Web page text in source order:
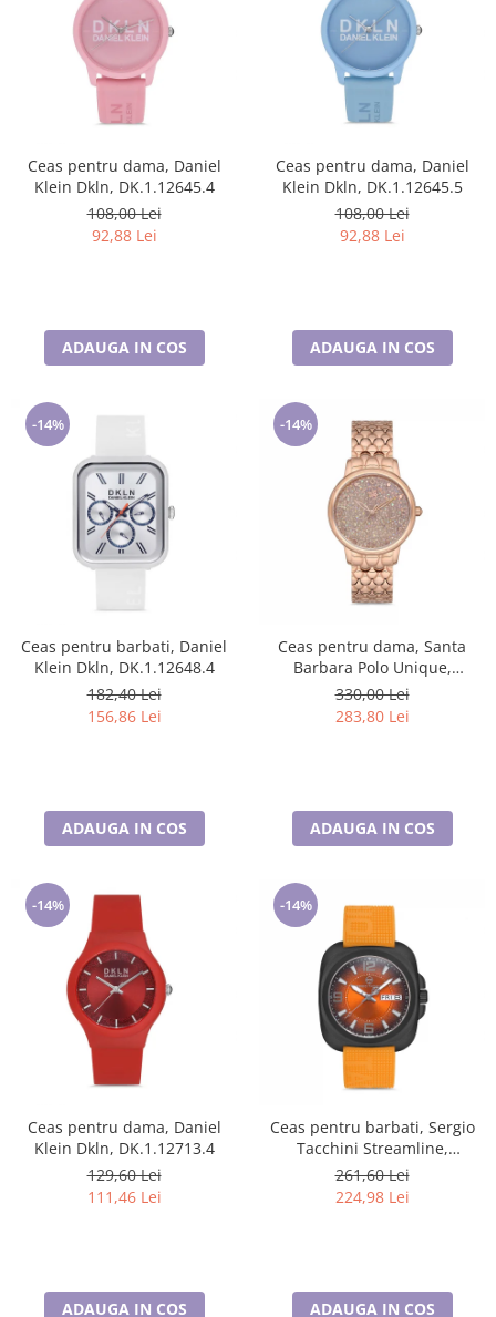
Ceas pentru dama, Daniel
Klein Dkln, DK.1.12645.4
108,00 Lei
92,88 Lei
ADAUGA IN COS
Ceas pentru dama, Daniel
Klein Dkln, DK.1.12645.5
108,00 Lei
92,88 Lei
ADAUGA IN COS
-14%
Ceas pentru barbati, Daniel
Klein Dkln, DK.1.12648.4
182,40 Lei
156,86 Lei
ADAUGA IN COS
-14%
Ceas pentru dama, Santa
Barbara Polo Unique,
SB.1.10127.2
330,00 Lei
283,80 Lei
ADAUGA IN COS
-14%
Ceas pentru dama, Daniel
Klein Dkln, DK.1.12713.4
129,60 Lei
111,46 Lei
ADAUGA IN COS
-14%
Ceas pentru barbati, Sergio
Tacchini Streamline,
ST.1.10092.3
261,60 Lei
224,98 Lei
ADAUGA IN COS